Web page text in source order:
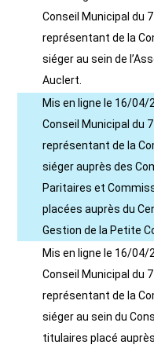
Conseil Municipal du
représentant de la
siéger au sein de
Auclert.
Mis en ligne le 16/04/
Conseil Municipal du
représentant de la
siéger auprès des
Paritaires et
placées auprès du
Gestion de la Petite
Mis en ligne le 16/04/
Conseil Municipal du
représentant de la
siéger au sein du
titulaires placé